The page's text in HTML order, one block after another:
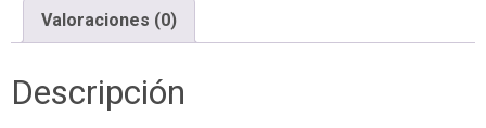
Valoraciones (0)
Descripción